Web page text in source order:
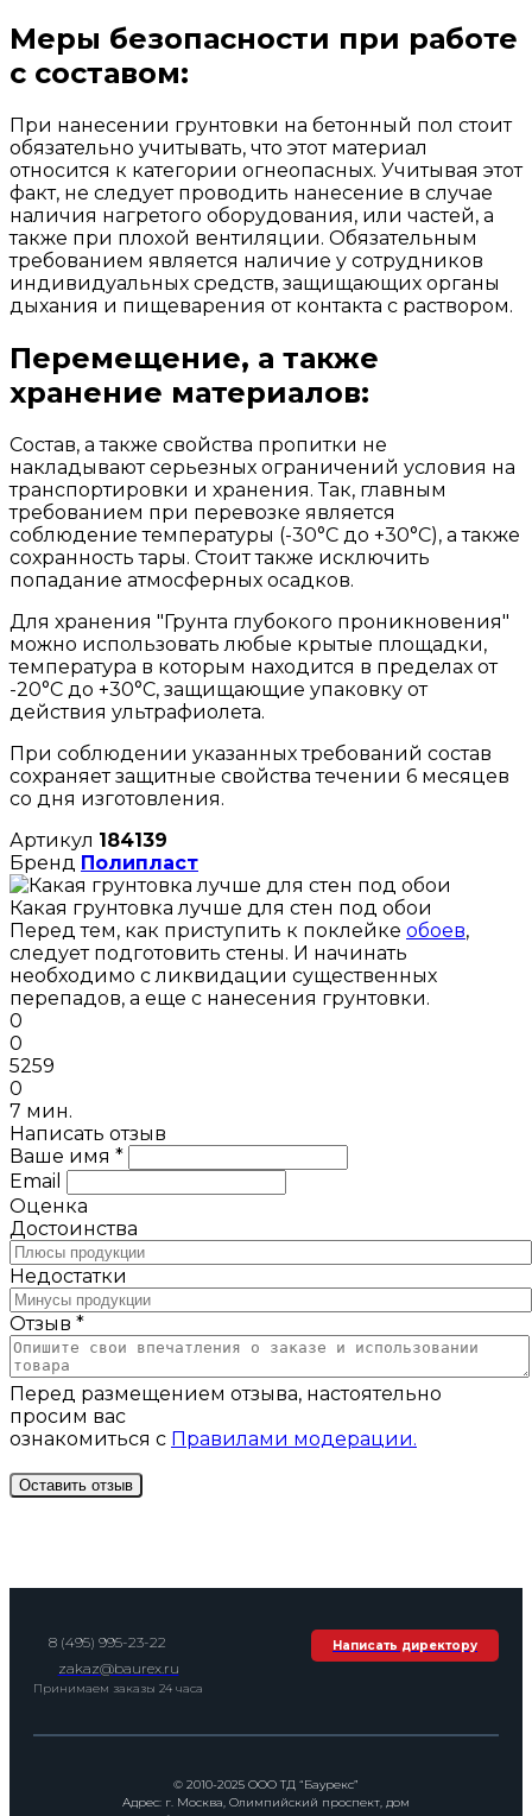
Меры безопасности при работе
с составом:
При нанесении грунтовки на бетонный пол стоит
обязательно учитывать, что этот материал
относится к категории огнеопасных. Учитывая этот
факт, не следует проводить нанесение в случае
наличия нагретого оборудования, или частей, а
также при плохой вентиляции. Обязательным
требованием является наличие у сотрудников
индивидуальных средств, защищающих органы
дыхания и пищеварения от контакта с раствором.
Перемещение, а также
хранение материалов:
Состав, а также свойства пропитки не
накладывают серьезных ограничений условия на
транспортировки и хранения. Так, главным
требованием при перевозке является
соблюдение температуры (-30°С до +30°С), а также
сохранность тары. Стоит также исключить
попадание атмосферных осадков.
Для хранения "Грунта глубокого проникновения"
можно использовать любые крытые площадки,
температура в которым находится в пределах от
-20°С до +30°С, защищающие упаковку от
действия ультрафиолета.
При соблюдении указанных требований состав
сохраняет защитные свойства течении 6 месяцев
со дня изготовления.
Артикул 184139
Бренд Полипласт
Какая грунтовка лучше для стен под обои
Перед тем, как приступить к поклейке обоев,
следует подготовить стены. И начинать
необходимо с ликвидации существенных
перепадов, а еще с нанесения грунтовки.
0
0
5259
0
7 мин.
Написать отзыв
Ваше имя *
Email
Оценка
Достоинства
Недостатки
Отзыв *
Перед размещением отзыва, настоятельно
просим вас
ознакомиться с Правилами модерации.
8 (495) 995-23-22
zakaz@baurex.ru
Принимаем заказы 24 часа
Написать директору
© 2010-2025 ООО ТД “Баурекс”
Адрес: г. Москва, Олимпийский проспект, дом